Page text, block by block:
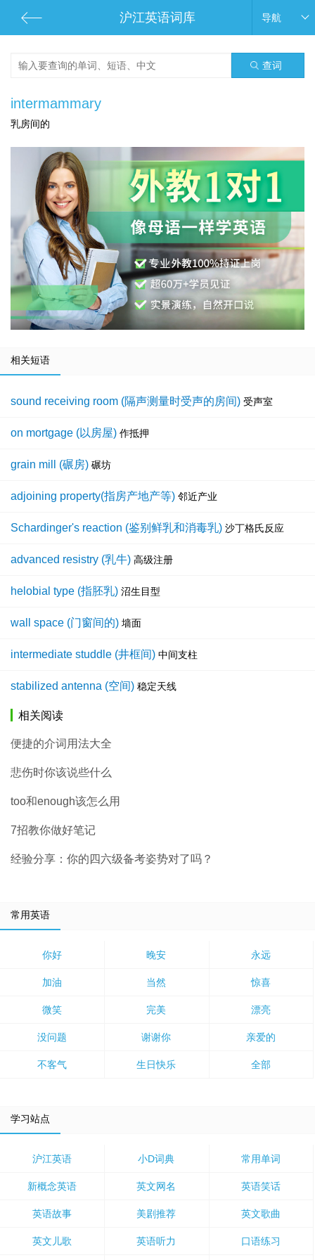
沪江英语词库 导航
查词
intermammary
乳房间的
相关短语
sound receiving room (隔声测量时受声的房间) 受声室
on mortgage (以房屋) 作抵押
grain mill (碾房) 碾坊
adjoining property(指房产地产等) 邻近产业
Schardinger's reaction (鉴别鲜乳和消毒乳) 沙丁格氏反应
advanced resistry (乳牛) 高级注册
helobial type (指胚乳) 沼生目型
wall space (门窗间的) 墙面
intermediate studdle (井框间) 中间支柱
stabilized antenna (空间) 稳定天线
相关阅读
便捷的介词用法大全
悲伤时你该说些什么
too和enough该怎么用
7招教你做好笔记
经验分享：你的四六级备考姿势对了吗？
常用英语
你好 晚安 永远
加油 当然 惊喜
微笑 完美 漂亮
没问题 谢谢你 亲爱的
不客气 生日快乐 全部
学习站点
沪江英语 小D词典 常用单词
新概念英语 英文网名 英语笑话
英语故事 美剧推荐 英文歌曲
英文儿歌 英语听力 口语练习